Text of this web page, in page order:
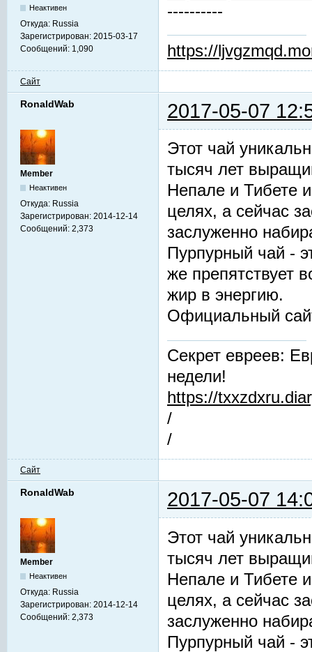
Неактивен
Откуда: Russia
Зарегистрирован: 2015-03-17
Сообщений: 1,090
----------
https://
Сайт
RonaldWab 2017-05-07
Member
Неактивен
Откуда: Russia
Зарегистрирован: 2014-12-14
Сообщений: 2,373
Этот чай
тысяч лет
Непале и Тибете
целях, а сейчас
заслуженно
Пурпурный чай -
же препятствует
жир в энергию.
Официальный
Секрет евреев:
недели!
https://
/
/
Сайт
RonaldWab 2017-05-07
Member
Неактивен
Откуда: Russia
Зарегистрирован: 2014-12-14
Сообщений: 2,373
Этот чай
тысяч лет
Непале и Тибете
целях, а сейчас
заслуженно
Пурпурный чай -